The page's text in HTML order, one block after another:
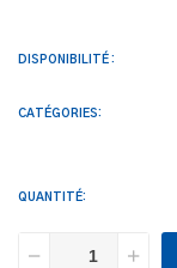
DISPONIBILITÉ :
CATÉGORIES:
QUANTITÉ: